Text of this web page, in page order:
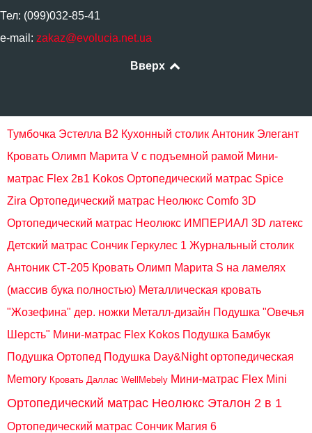
Тел: (099)032-85-41
e-mail: zakaz@evolucia.net.ua
Вверх
Тумбочка Эстелла В2 Кухонный столик Антоник Элегант
Кровать Олимп Марита V с подъемной рамой Мини-
матрас Flex 2в1 Kokos Ортопедический матрас Spice
Zira Ортопедический матрас Неолюкс Comfo 3D
Ортопедический матрас Неолюкс ИМПЕРИАЛ 3D латекс
Детский матрас Сончик Геркулес 1 Журнальный столик
Антоник СТ-205 Кровать Олимп Марита S на ламелях
(массив бука полностью) Металлическая кровать
"Жозефина" дер. ножки Металл-дизайн Подушка "Овечья
Шерсть" Мини-матрас Flex Kokos Подушка Бамбук
Подушка Ортопед Подушка Day&Night ортопедическая
Memory Кровать Даллас WellMebely Мини-матрас Flex Mini
Ортопедический матрас Неолюкс Эталон 2 в 1
Ортопедический матрас Сончик Магия 6